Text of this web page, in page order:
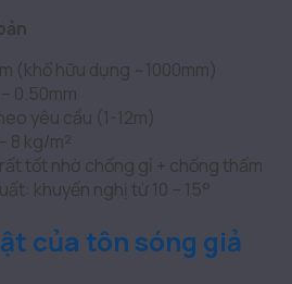
(khổ hữu dụng ~1000mm)
0.50mm
yêu cầu (1-12m)
8 kg/m²
tốt nhờ chống gỉ + chống thấm
khuyến nghị từ 10 – 15°
của tôn sóng giả